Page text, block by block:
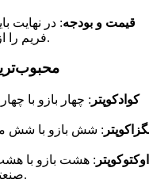
قیمت و بودجه: در نهایت
فریم را از نظر کیفیت و قیمت انتخاب کنید.
کوادکوپتر : چهار بازو با
: شش بازو با شش
اوکتوکوپتر : هشت بازو با
صنعتی و حرفه‌ای با نیاز به پایداری بالا.